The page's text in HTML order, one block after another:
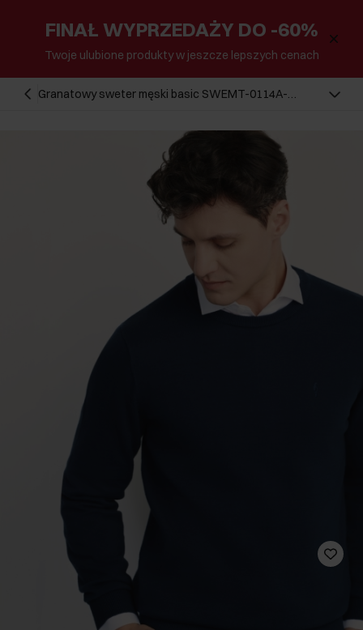
FINAŁ WYPRZEDAŻY DO -60%
Twoje ulubione produkty w jeszcze lepszych cenach
Granatowy sweter męski basic SWEMT-0114A-